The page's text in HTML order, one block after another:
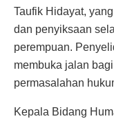
Taufik Hidayat,
dan penyiksaan
perempuan.
membuka jalan
permasalahan
Kepala Bidang